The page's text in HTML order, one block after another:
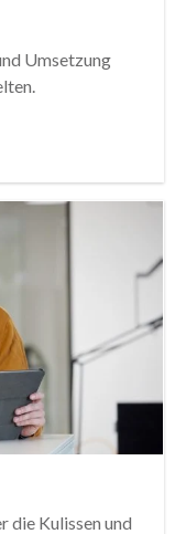
Umsetzung
die Kulissen und